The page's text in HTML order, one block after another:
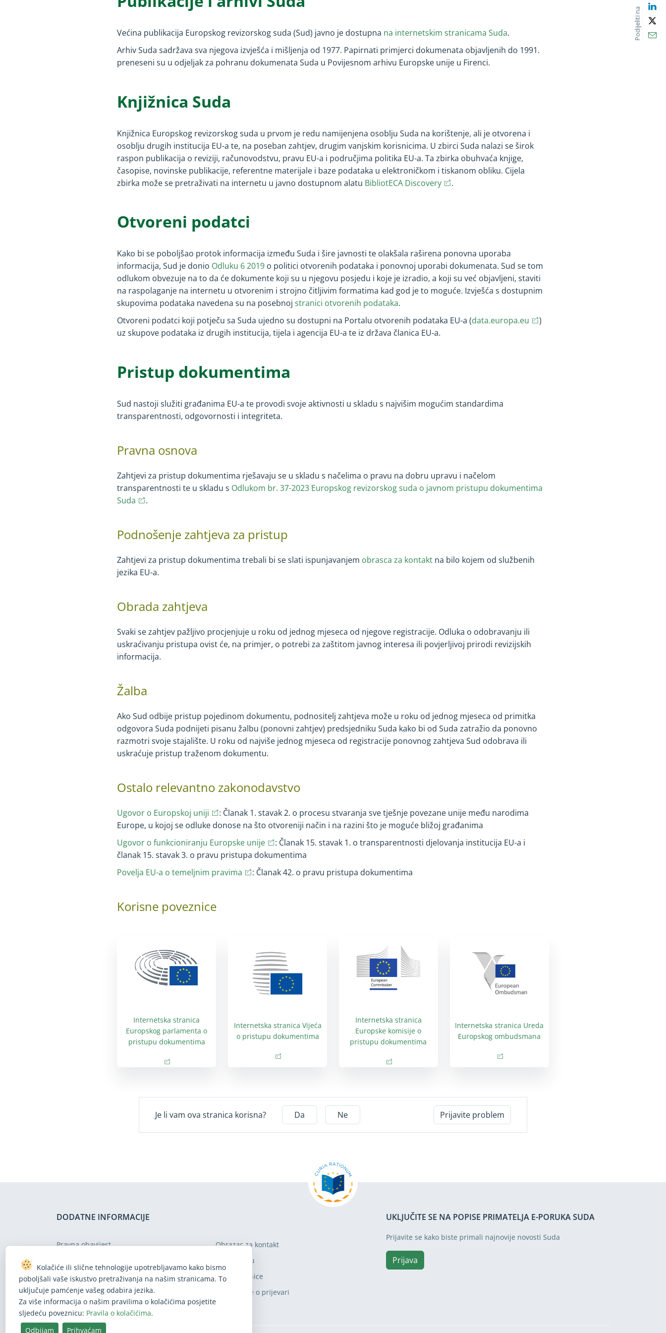
Podijeliti na X
Većina publikacija Europskog revizorskog suda (Sud) javno je dostupna na internetskim stranicama Suda.
Arhiv Suda sadržava sva njegova izvješća i mišljenja od 1977. Papirnati primjerci dokumenata objavljenih do 1991.
preneseni su u odjeljak za pohranu dokumenata Suda u Povijesnom arhivu Europske unije u Firenci.
Knjižnica Suda
Knjižnica Europskog revizorskog suda u prvom je redu namijenjena osoblju Suda na korištenje, ali je otvorena i
osoblju drugih institucija EU-a te, na poseban zahtjev, drugim vanjskim korisnicima. U zbirci Suda nalazi se širok
raspon publikacija o reviziji, računovodstvu, pravu EU-a i područjima politika EU-a. Ta zbirka obuhvaća knjige,
časopise, novinske publikacije, referentne materijale i baze podataka u elektroničkom i tiskanom obliku. Cijela
zbirka može se pretraživati na internetu u javno dostupnom alatu BibliotECA Discovery(opens in new window)
(opens in new window)
.
Otvoreni podatci
Kako bi se poboljšao protok informacija između Suda i šire javnosti te olakšala raširena ponovna uporaba
informacija, Sud je donio Odluku 6 2019 o politici otvorenih podataka i ponovnoj uporabi dokumenata. Sud se tom
odlukom obvezuje na to da će dokumente koji su u njegovu posjedu i koje je izradio, a koji su već objavljeni, staviti
na raspolaganje na internetu u otvorenim i strojno čitljivim formatima kad god je to moguće. Izvješća s dostupnim
skupovima podataka navedena su na posebnojstranici otvorenih podataka.
Otvoreni podatci koji potječu sa Suda ujedno su dostupni na Portalu otvorenih podataka EU-a (data.europa.eu (opens in new window)
(opens in new window)
)
uz skupove podataka iz drugih institucija, tijela i agencija EU-a te iz država članica EU-a.
Pristup dokumentima
Sud nastoji služiti građanima EU-a te provodi svoje aktivnosti u skladu s najvišim mogućim standardima
transparentnosti, odgovornosti i integriteta.
Pravna osnova
Zahtjevi za pristup dokumentima rješavaju se u skladu s načelima o pravu na dobru upravu i načelom
transparentnosti te u skladu s Odlukom br. 37-2023 Europskog revizorskog suda o javnom pristupu dokumentima
Suda (opens in new window)
(opens in new window)
.
Podnošenje zahtjeva za pristup
Zahtjevi za pristup dokumentima trebali bi se slati ispunjavanjem obrasca za kontakt na bilo kojem od službenih
jezika EU-a.
Obrada zahtjeva
Svaki se zahtjev pažljivo procjenjuje u roku od jednog mjeseca od njegove registracije. Odluka o odobravanju ili
uskraćivanju pristupa ovist će, na primjer, o potrebi za zaštitom javnog interesa ili povjerljivoj prirodi revizijskih
informacija.
Žalba
Ako Sud odbije pristup pojedinom dokumentu, podnositelj zahtjeva može u roku od jednog mjeseca od primitka
odgovora Suda podnijeti pisanu žalbu (ponovni zahtjev) predsjedniku Suda kako bi od Suda zatražio da ponovno
razmotri svoje stajalište. U roku od najviše jednog mjeseca od registracije ponovnog zahtjeva Sud odobrava ili
uskraćuje pristup traženom dokumentu.
Ostalo relevantno zakonodavstvo
Ugovor o Europskoj uniji (opens in new window)
(opens in new window)
: Članak 1. stavak 2. o procesu stvaranja sve tješnje povezane unije među narodima
Europe, u kojoj se odluke donose na što otvoreniji način i na razini što je moguće bližoj građanima
Ugovor o funkcioniranju Europske unije(opens in new window)
(opens in new window)
: Članak 15. stavak 1. o transparentnosti djelovanja institucija EU-a i
članak 15. stavak 3. o pravu pristupa dokumentima
Povelja EU-a o temeljnim pravima (opens in new window)
(opens in new window)
: Članak 42. o pravu pristupa dokumentima
Korisne poveznice
Internetska stranica
Europskog parlamenta o
pristupu dokumentima
(opens in new window)
Internetska stranica Vijeća
o pristupu dokumentima
(opens in new window)
Internetska stranica
Europske komisije o
pristupu dokumentima
(opens in new window)
Internetska stranica Ureda
Europskog ombudsmana
(opens in new window)
Je li vam ova stranica korisna? Da Ne Prijavite problem
DODATNE INFORMACIJE
Pravna obavijest
Obrazac za kontakt
Posjet Sudu
Politika o cookiejima
Mapa stranice
Politika pristupačnosti mrežnih stranica
Upozorenje o prijevari
UKLJUČITE SE NA POPISE PRIMATELJA E-PORUKA SUDA
Prijavite se kako biste primali najnovije novosti Suda
Prijava
Kolačiće ili slične tehnologije upotrebljavamo kako bismo
poboljšali vaše iskustvo pretraživanja na našim stranicama. To
uključuje pamćenje vašeg odabira jezika.
Za više informacija o našim pravilima o kolačićima posjetite
sljedeću poveznicu: Pravila o kolačićima.
Odbijam
Prihvaćam